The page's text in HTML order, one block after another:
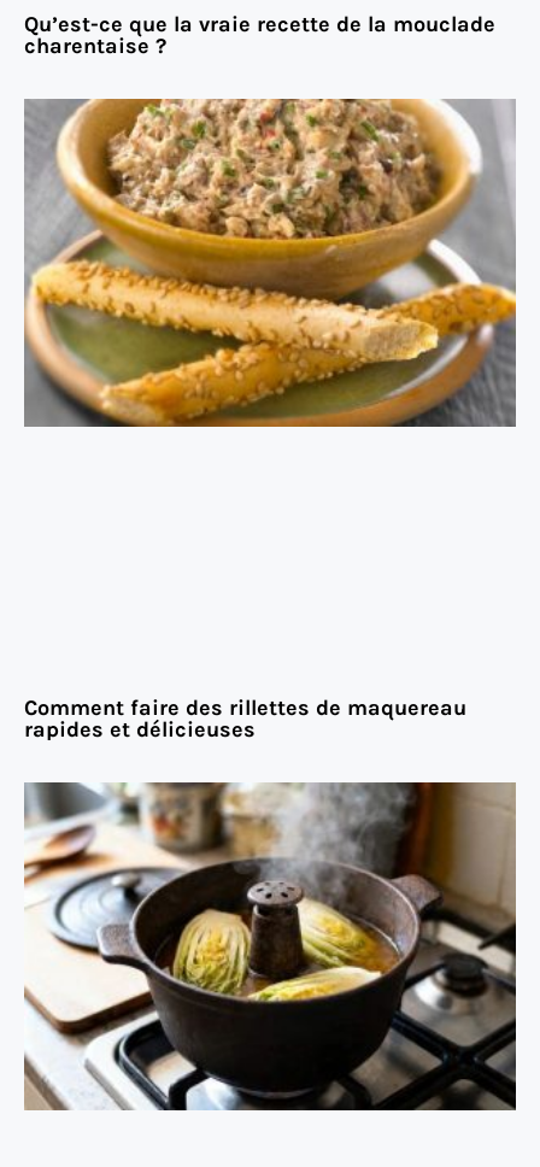
Qu’est-ce que la vraie recette de la mouclade
charentaise ?
Comment faire des rillettes de maquereau
rapides et délicieuses